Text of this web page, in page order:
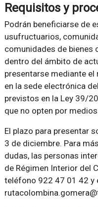
Requisitos y
Podrán beneficiarse de
usufructuarios,
comunidades de bienes
dentro del ámbito de
presentarse mediante
en la sede electrónica
previstos en la Ley 39/
que no opten por
El plazo para presentar
3 de diciembre. Para
dudas, las personas
de Régimen Interior del
teléfono 922 47 01 42 y